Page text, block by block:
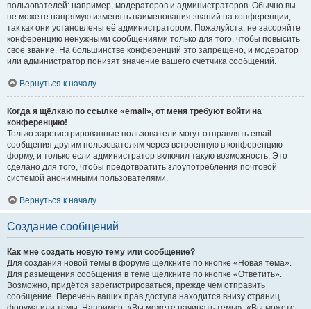
пользователей: например, модераторов и администраторов. Обычно вы
не можете напрямую изменять наименования званий на конференции,
так как они установлены её администратором. Пожалуйста, не засоряйте
конференцию ненужными сообщениями только для того, чтобы повысить
своё звание. На большинстве конференций это запрещено, и модератор
или администратор понизят значение вашего счётчика сообщений.
Вернуться к началу
Когда я щёлкаю по ссылке «email», от меня требуют войти на
конференцию!
Только зарегистрированные пользователи могут отправлять email-
сообщения другим пользователям через встроенную в конференцию
форму, и только если администратор включил такую возможность. Это
сделано для того, чтобы предотвратить злоупотребления почтовой
системой анонимными пользователями.
Вернуться к началу
Создание сообщений
Как мне создать новую тему или сообщение?
Для создания новой темы в форуме щёлкните по кнопке «Новая тема».
Для размещения сообщения в теме щёлкните по кнопке «Ответить».
Возможно, придётся зарегистрироваться, прежде чем отправить
сообщение. Перечень ваших прав доступа находится внизу страниц